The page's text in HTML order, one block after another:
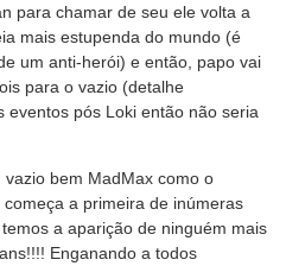
para chamar de seu ele volta a
mais estupenda do mundo (é
um anti-herói) e então, papo vai
para o vazio (detalhe
eventos pós Loki então não seria
bem MadMax como o
a primeira de inúmeras
a aparição de ninguém mais
Enganando a todos